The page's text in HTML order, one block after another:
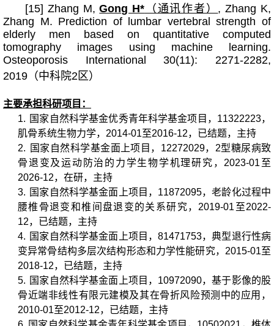
[15] Zhang M,Gong H* （通讯作者） , Zhang K,
Zhang M. Prediction of lumbar vertebral strength of
elderly men based on quantitative computed
tomography images using machine learning.
Osteoporosis International 30(11): 2271-2282,
2019（中科院2区）
主要承担科研项目：
1. 国家自然科学基金优秀青年科学基金项目，11322223，
肌骨系统生物力学，2014-01至2016-12，已结题，主持
2.
国家自然科学基金面上项目，12272029，2型糖尿病致
骨退变及运动防治的力学生物学机理研究，2023-01至
2026-12，在研，主持
3. 国家自然科学基金面上项目，11872095，老龄化过程中
腰椎骨退变和椎间盘退变的关系研究，2019-01至2022-
12，已结题，主持
4. 国家自然科学基金面上项目，81471753，典型退行性病
变异常骨结构多层次结构形态和力学性能研究，2015-01至
2018-12，已结题，主持
5. 国家自然科学基金面上项目，10972090，基于影像的股
骨近端非线性有限元建模及其在骨折风险预测中的应用，
2010-01至2012-12，已结题，主持